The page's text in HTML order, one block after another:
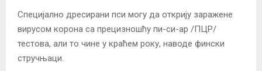
Специјално дресирани пси могу да открију заражене
вирусом корона са прецизношћу пи-си-ар /ПЦР/
тестова, али то чине у краћем року, наводе фински
стручњаци.